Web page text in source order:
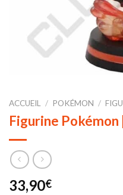
ACCUEIL / POKÉMON /
Figurine Pokémon
33,90€